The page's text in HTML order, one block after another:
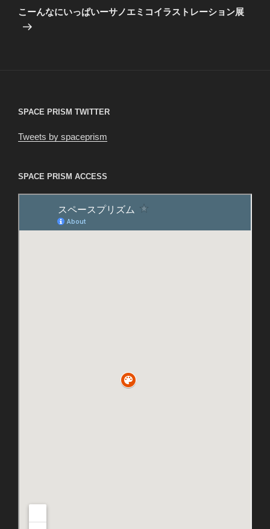
ゲ
ー
の
こーんなにいっぱいーサノエミコイラストレーション展
SPACE PRISM TWITTER
Tweets by spaceprism
SPACE PRISM ACCESS